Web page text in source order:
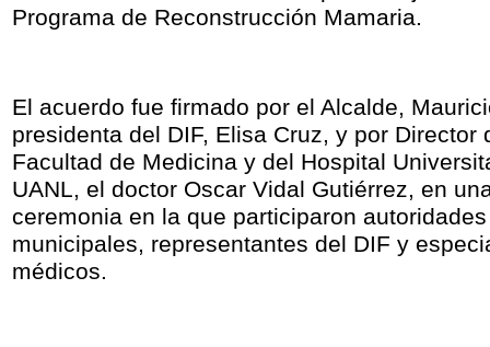
Programa de Reconstrucción Mamaria.
El acuerdo fue firmado por el Alcalde,
presidenta del DIF, Elisa Cruz, y por Director
Facultad de Medicina y del Hospital
UANL, el doctor Oscar Vidal Gutiérrez, en
ceremonia en la que participaron autoridades
municipales, representantes del DIF y
médicos.